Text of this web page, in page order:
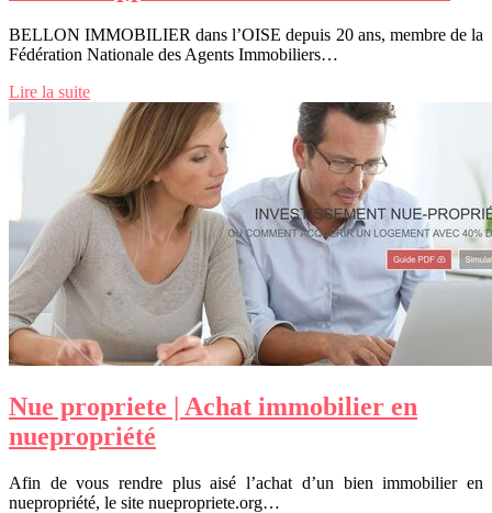
BELLON IMMOBILIER dans l’OISE depuis 20 ans, membre de la
Fédération Nationale des Agents Immobiliers…
Lire la suite
Nue propriete | Achat immobilier en
nuepropriété
Afin de vous rendre plus aisé l’achat d’un bien immobilier en
nuepropriété, le site nuepropriete.org…